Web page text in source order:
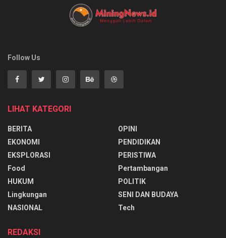
Follow Us
LIHAT KATEGORI
BERITA
EKONOMI
EKSPLORASI
Food
HUKUM
Lingkungan
NASIONAL
OPINI
PENDIDIKAN
PERISTIWA
Pertambangan
POLITIK
SENI DAN BUDAYA
Tech
REDAKSI